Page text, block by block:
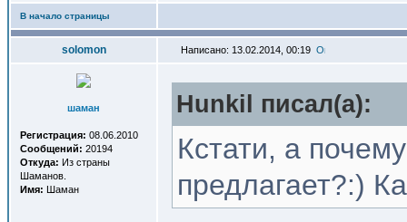
В начало страницы
solomon Написано: 13.02.2014, 00:19
шаман
Регистрация: 08.06.2010
Сообщений: 20194
Откуда: Из страны
Шаманов.
Имя: Шаман
Hunkil писал(a):
Кстати, а
предлагает?:)